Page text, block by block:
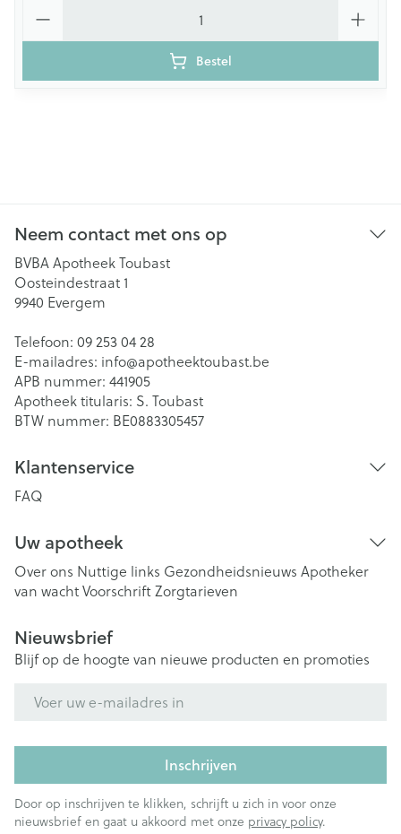
Bestel
Neem contact met ons op
BVBA Apotheek Toubast
Oosteindestraat 1
9940 Evergem
Telefoon: 09 253 04 28
E-mailadres: info@apotheektoubast.be
APB nummer: 441905
Apotheek titularis: S. Toubast
BTW nummer: BE0883305457
Klantenservice
FAQ
Uw apotheek
Over ons Nuttige links Gezondheidsnieuws Apotheker
van wachtVoorschriftZorgtarieven
Nieuwsbrief
Blijf op de hoogte van nieuwe producten en promoties
Inschrijven
Door op inschrijven te klikken, schrijft u zich in voor onze
nieuwsbrief en gaat u akkoord met onze privacy policy.